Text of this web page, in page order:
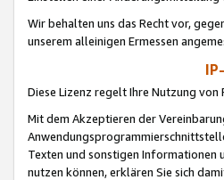
Wir behalten uns das Recht vor,
unserem alleinigen Ermessen
Diese Lizenz regelt Ihre Nutzung
Mit dem Akzeptieren der
Texten und sonstigen Informationen
nutzen können, erklären Sie sich